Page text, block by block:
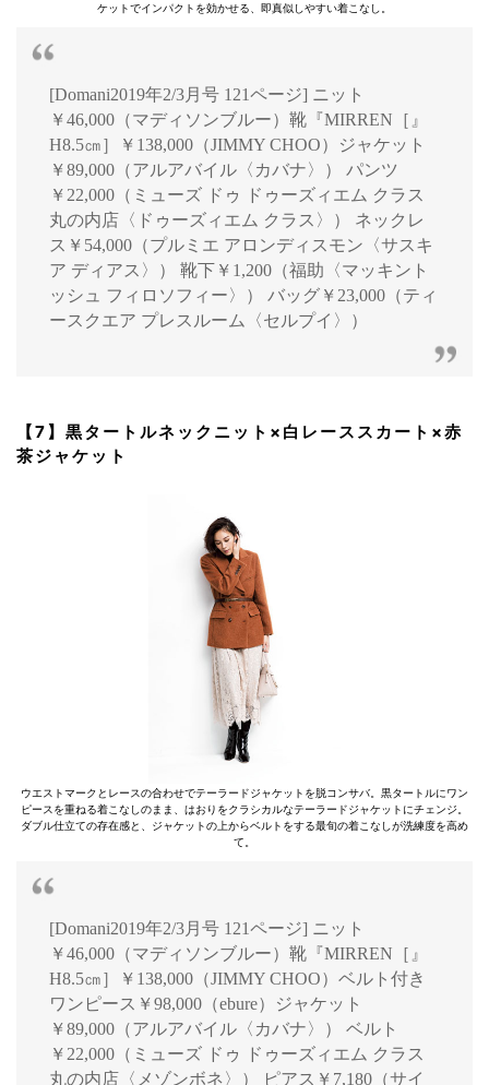
ケットでインパクトを効かせる、即真似しやすい着こなし。
[Domani2019年2/3月号 121ページ] ニット
￥46,000（マディソンブルー）靴『MIRREN［』
H8.5㎝］￥138,000（JIMMY CHOO）ジャケット
￥89,000（アルアバイル〈カバナ〉） パンツ
￥22,000（ミューズ ドゥ ドゥーズィエム クラス
丸の内店〈ドゥーズィエム クラス〉） ネックレ
ス￥54,000（プルミエ アロンディスモン〈サスキ
ア ディアス〉） 靴下￥1,200（福助〈マッキント
ッシュ フィロソフィー〉） バッグ￥23,000（ティ
ースクエア プレスルーム〈セルプイ〉）
【7】黒タートルネックニット×白レーススカート×赤
茶ジャケット
ウエストマークとレースの合わせでテーラードジャケットを脱コンサバ。黒タートルにワン
ピースを重ねる着こなしのまま、はおりをクラシカルなテーラードジャケットにチェンジ。
ダブル仕立ての存在感と、ジャケットの上からベルトをする最旬の着こなしが洗練度を高め
て。
[Domani2019年2/3月号 121ページ] ニット
￥46,000（マディソンブルー）靴『MIRREN［』
H8.5㎝］￥138,000（JIMMY CHOO）ベルト付き
ワンピース￥98,000（ebure）ジャケット
￥89,000（アルアバイル〈カバナ〉） ベルト
￥22,000（ミューズ ドゥ ドゥーズィエム クラス
丸の内店〈メゾンボネ〉） ピアス￥7,180（サイ